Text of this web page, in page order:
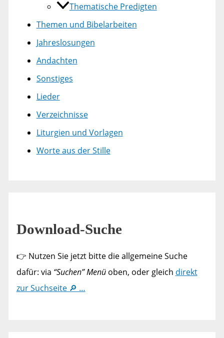
Thematische Predigten
Themen und Bibelarbeiten
Jahreslosungen
Andachten
Sonstiges
Lieder
Verzeichnisse
Liturgien und Vorlagen
Worte aus der Stille
Download-Suche
👉 Nutzen Sie jetzt bitte die allgemeine Suche
dafür: via “Suchen” Menüoben, oder gleich direkt
zur Suchseite 🔎 …